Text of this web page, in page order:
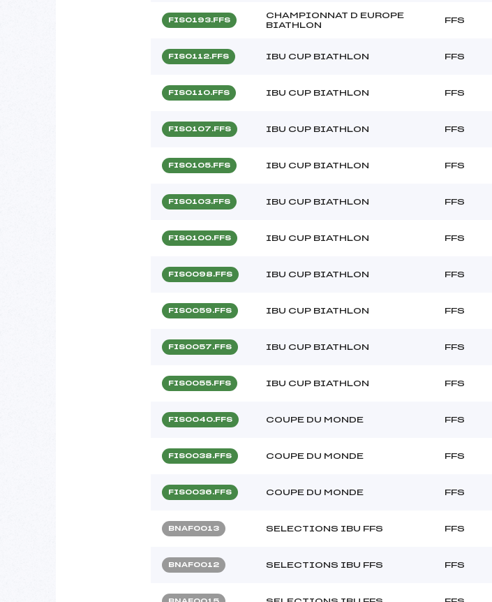
FIS0193.FFS
CHAMPIONNAT D EUROPE
BIATHLON
FFS
FIS0112.FFS IBU CUP BIATHLON FFS
FIS0110.FFS IBU CUP BIATHLON FFS
FIS0107.FFS IBU CUP BIATHLON FFS
FIS0105.FFS IBU CUP BIATHLON FFS
FIS0103.FFS IBU CUP BIATHLON FFS
FIS0100.FFS IBU CUP BIATHLON FFS
FIS0098.FFS IBU CUP BIATHLON FFS
FIS0059.FFS IBU CUP BIATHLON FFS
FIS0057.FFS IBU CUP BIATHLON FFS
FIS0055.FFS IBU CUP BIATHLON FFS
FIS0040.FFS COUPE DU MONDE FFS
FIS0038.FFS COUPE DU MONDE FFS
FIS0036.FFS COUPE DU MONDE FFS
BNAF0013 SELECTIONS IBU FFS FFS
BNAF0012 SELECTIONS IBU FFS FFS